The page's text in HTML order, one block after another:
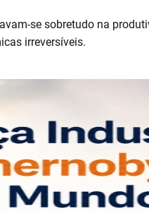
se sobretudo na
irreversíveis.